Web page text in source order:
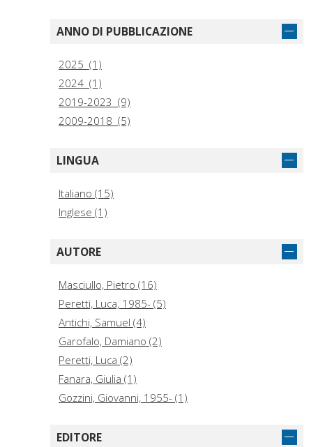
ANNO DI PUBBLICAZIONE
2025 (1)
2024 (1)
2019-2023 (9)
2009-2018 (5)
LINGUA
Italiano (15)
Inglese (1)
AUTORE
Masciullo, Pietro (16)
Peretti, Luca, 1985- (5)
Antichi, Samuel (4)
Garofalo, Damiano (2)
Peretti, Luca (2)
Fanara, Giulia (1)
Gozzini, Giovanni, 1955- (1)
EDITORE